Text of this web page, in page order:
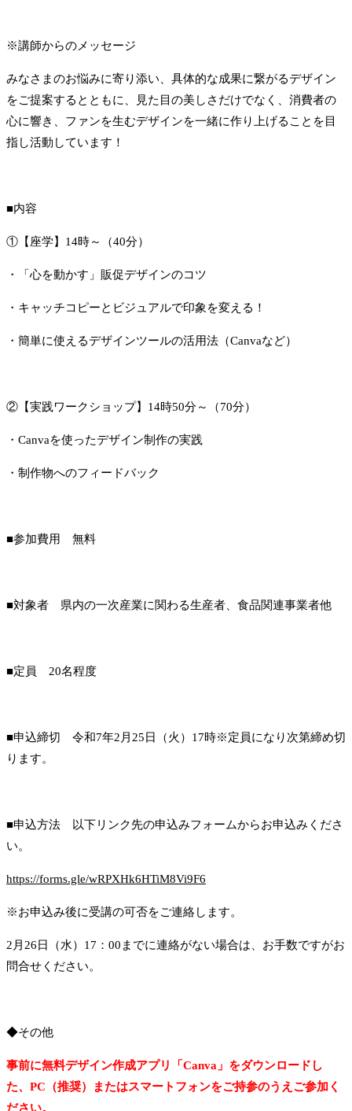
※講師からのメッセージ
みなさまのお悩みに寄り添い、具体的な成果に繋がるデザイン
をご提案するとともに、見た目の美しさだけでなく、消費者の
心に響き、ファンを生むデザインを一緒に作り上げることを目
指し活動しています！
■内容
①【座学】14時～（40分）
・「心を動かす」販促デザインのコツ
・キャッチコピーとビジュアルで印象を変える！
・簡単に使えるデザインツールの活用法（Canvaなど）
②【実践ワークショップ】14時50分～（70分）
・Canvaを使ったデザイン制作の実践
・制作物へのフィードバック
■参加費用 無料
■対象者 県内の一次産業に関わる生産者、食品関連事業者他
■定員 20名程度
■申込締切 令和7年2月25日（火）17時※定員になり次第締め切
ります。
■申込方法 以下リンク先の申込みフォームからお申込みくださ
い。
https://forms.gle/wRPXHk6HTiM8Vi9F6
※お申込み後に受講の可否をご連絡します。
2月26日（水）17：00までに連絡がない場合は、お手数ですがお
問合せください。
◆その他
事前に無料デザイン作成アプリ「Canva」をダウンロードし
た、PC（推奨）またはスマートフォンをご持参のうえご参加く
ださい。